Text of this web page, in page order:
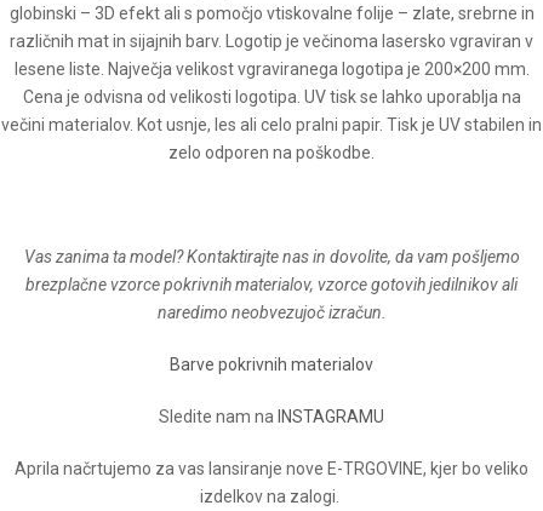
globinski – 3D efekt ali s pomočjo vtiskovalne folije – zlate, srebrne in
različnih mat in sijajnih barv. Logotip je večinoma lasersko vgraviran v
lesene liste. Največja velikost vgraviranega logotipa je 200×200 mm.
Cena je odvisna od velikosti logotipa. UV tisk se lahko uporablja na
večini materialov. Kot usnje, les ali celo pralni papir. Tisk je UV stabilen in
zelo odporen na poškodbe.
Vas zanima ta model? Kontaktirajte nas in dovolite, da vam pošljemo
brezplačne vzorce pokrivnih materialov, vzorce gotovih jedilnikov ali
naredimo neobvezujoč izračun.
Barve pokrivnih materialov
Sledite nam na INSTAGRAMU
Aprila načrtujemo za vas lansiranje nove E-TRGOVINE, kjer bo veliko
izdelkov na zalogi.